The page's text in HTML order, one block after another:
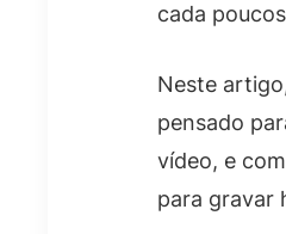
cada
Neste
pensado
vídeo, e
para gravar